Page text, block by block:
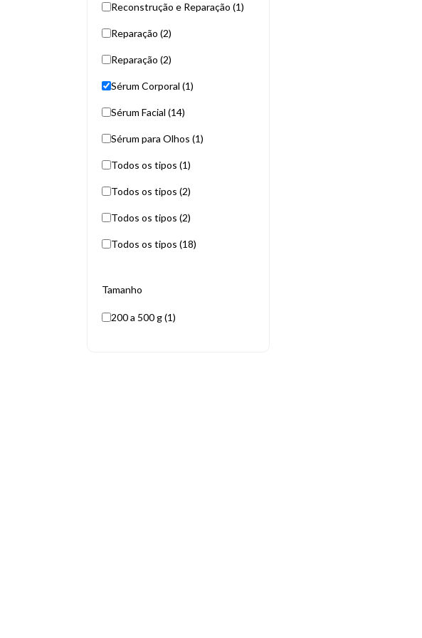
Reconstrução e Reparação (1)
Reparação (2)
Reparação (2)
Sérum Corporal (1)
Sérum Facial (14)
Sérum para Olhos (1)
Todos os tipos (1)
Todos os tipos (2)
Todos os tipos (2)
Todos os tipos (18)
Tamanho
200 a 500 g (1)